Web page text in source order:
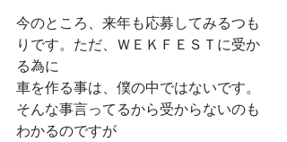
今のところ、来年も応募してみるつも
りです。ただ、ＷＥＫＦＥＳＴに受か
る為に
車を作る事は、僕の中ではないです。
そんな事言ってるから受からないのも
わかるのですが